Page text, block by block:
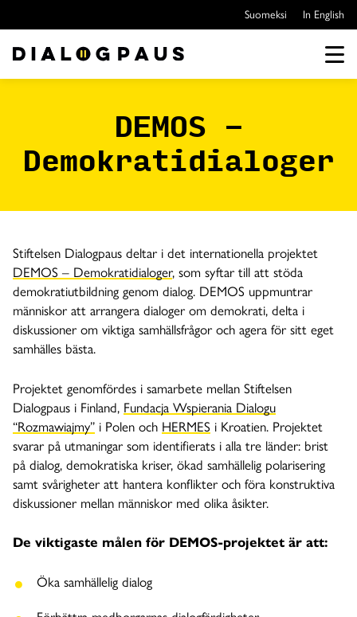
över
innehållet
Suomeksi In English
DEMOS -
Demokratidialoger
Stiftelsen Dialogpaus deltar i det internationella projektet
DEMOS – Demokratidialoger, som syftar till att stöda
demokratiutbildning genom dialog. DEMOS uppmuntrar
människor att arrangera dialoger om demokrati, delta i
diskussioner om viktiga samhällsfrågor och agera för sitt eget
samhälles bästa.
Projektet genomfördes i samarbete mellan Stiftelsen
Dialogpaus i Finland, Fundacja Wspierania Dialogu
“Rozmawiajmy” i Polen och HERMES i Kroatien. Projektet
svarar på utmaningar som identifierats i alla tre länder: brist
på dialog, demokratiska kriser, ökad samhällelig polarisering
samt svårigheter att hantera konflikter och föra konstruktiva
diskussioner mellan människor med olika åsikter.
De viktigaste målen för DEMOS-projektet är att:
Öka samhällelig dialog